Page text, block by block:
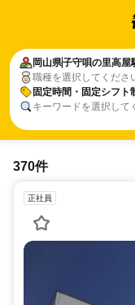
岡山県子守唄の里高屋
職種を選択してくださ
固定時間・固定シフト
キーワードを選択して
370件
正社員